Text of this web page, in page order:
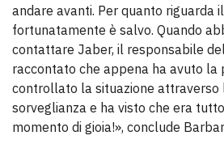
andare avanti. Per quanto riguarda
fortunatamente è salvo. Quando
contattare Jaber, il responsabile
raccontato che appena ha avuto la
controllato la situazione attraverso
sorveglianza e ha visto che era
momento di gioia!», conclude